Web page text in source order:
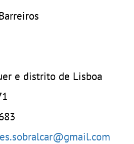
e distrito de Lisboa